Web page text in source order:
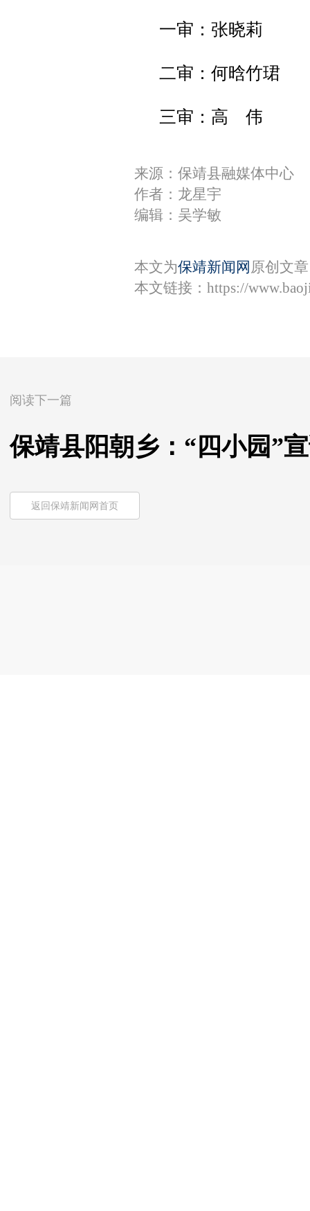
一审：张晓莉
二审：何晗竹珺
三审：高 伟
来源：保靖县融媒体中心
作者：龙星宇
编辑：吴学敏
本文为保靖新闻网 原创文
本文链接： https://
阅读下一篇
保靖县阳朝乡：“四小园”
返回保靖新闻网首页